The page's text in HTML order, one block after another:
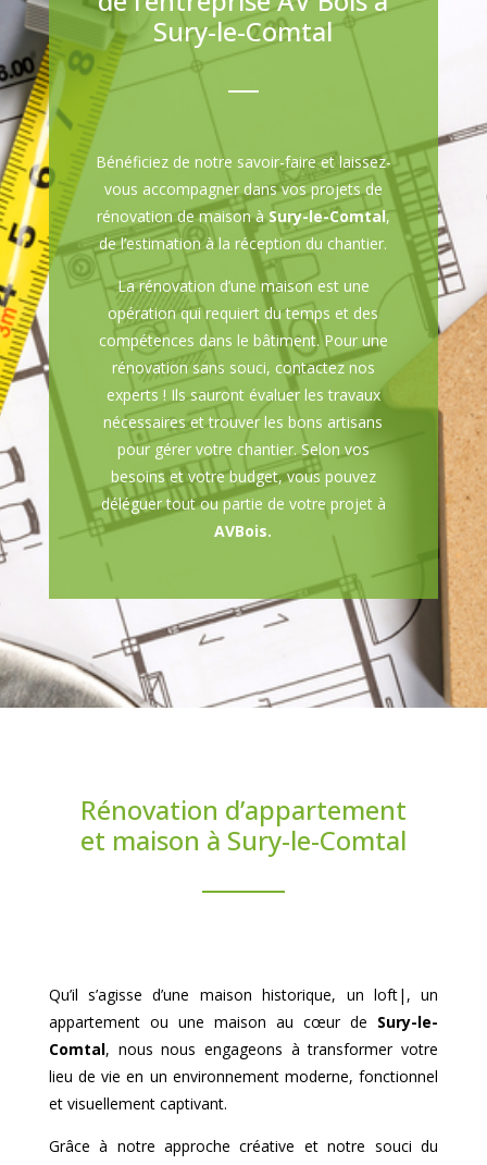
Sury-le-Comtal
Bénéficiez de notre savoir-faire et laissez-
vous accompagner dans vos projets de
rénovation de maison àSury-le-Comtal,
de l’estimation à la réception du chantier.
La rénovation d’une maison est une
opération qui requiert du temps et des
compétences dans le bâtiment. Pour une
rénovation sans souci, contactez nos
experts ! Ils sauront évaluer les travaux
nécessaires et trouver les bons artisans
pour gérer votre chantier. Selon vos
besoins et votre budget, vous pouvez
déléguer tout ou partie de votre projet à
AVBois.
Rénovation d’appartement
et maison à Sury-le-Comtal
Qu’il s’agisse d’une maison historique, un loft|, un
appartement ou une maison au cœur de Sury-le-
Comtal, nous nous engageons à transformer votre
lieu de vie en un environnement moderne, fonctionnel
et visuellement captivant.
Grâce à notre approche créative et notre souci du